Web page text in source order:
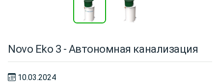
Novo Eko 3 - Автономная канализация
10.03.2024